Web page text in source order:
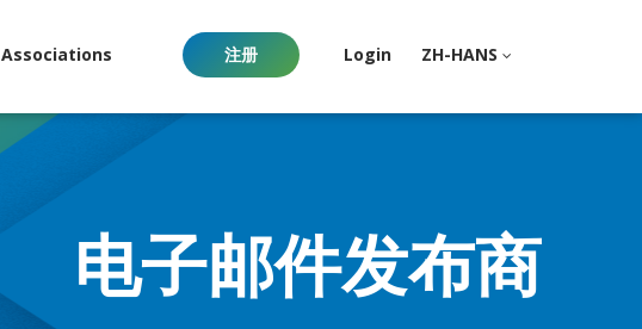
Associations 注册 Login ZH-HANS
电子邮件发布商